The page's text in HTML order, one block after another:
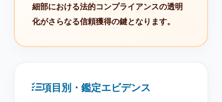
細部における法的コンプライアンスの透明
化がさらなる信頼獲得の鍵となります。
項目別・鑑定エビデンス